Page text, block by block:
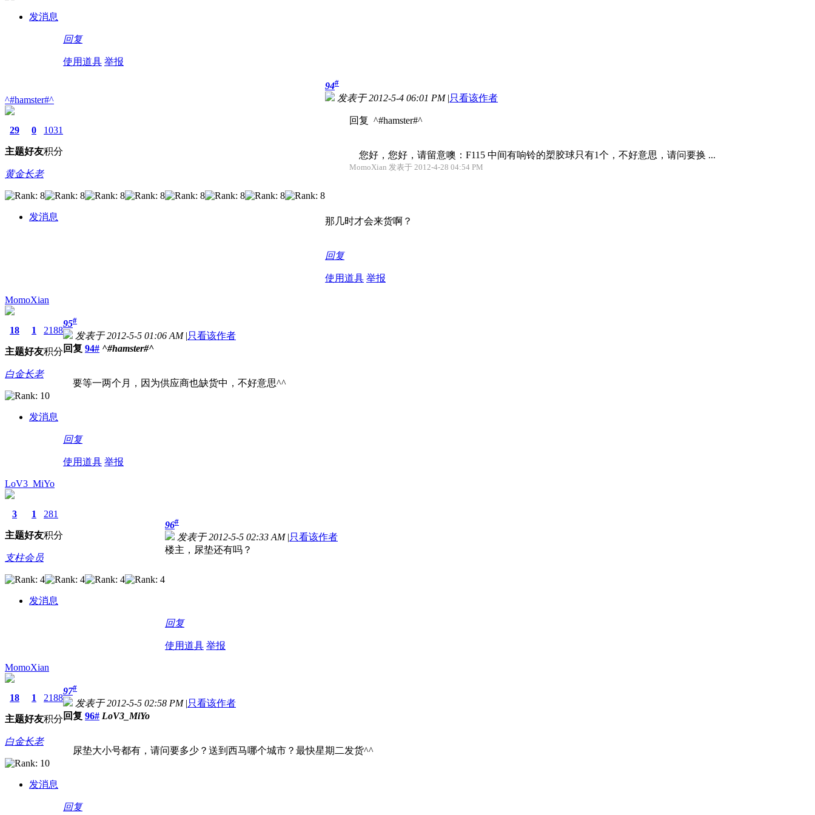
发消息
回复
使用道具 举报
^#hamster#^
29
主题
0
好友
1031
积分
黄金长老
发消息
94#
发表于 2012-5-4 06:01 PM |只看该作者
回复 ^#hamster#^
您好，您好，请留意噢：F115 中间有响铃的槊胶球只有1个，不好意思，请问要换 ...
MomoXian 发表于 2012-4-28 04:54 PM
那几时才会来货啊？
回复
使用道具 举报
MomoXian
18
主题
1
好友
2188
积分
白金长老
发消息
95#
发表于 2012-5-5 01:06 AM |只看该作者
回复 94# ^#hamster#^
要等一两个月，因为供应商也缺货中，不好意思^^
回复
使用道具 举报
LoV3_MiYo
3
主题
1
好友
281
积分
支柱会员
发消息
96#
发表于 2012-5-5 02:33 AM |只看该作者
楼主，尿垫还有吗？
回复
使用道具 举报
MomoXian
18
主题
1
好友
2188
积分
白金长老
发消息
97#
发表于 2012-5-5 02:58 PM |只看该作者
回复 96# LoV3_MiYo
尿垫大小号都有，请问要多少？送到西马哪个城市？最快星期二发货^^
回复